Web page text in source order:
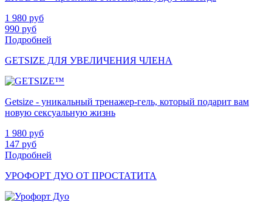
1 980 руб
990 руб
Подробней
GETSIZE ДЛЯ УВЕЛИЧЕНИЯ ЧЛЕНА
Getsize - уникальный тренажер-гель, который подарит вам
новую сексуальную жизнь
1 980 руб
147 руб
Подробней
УРОФОРТ ДУО ОТ ПРОСТАТИТА